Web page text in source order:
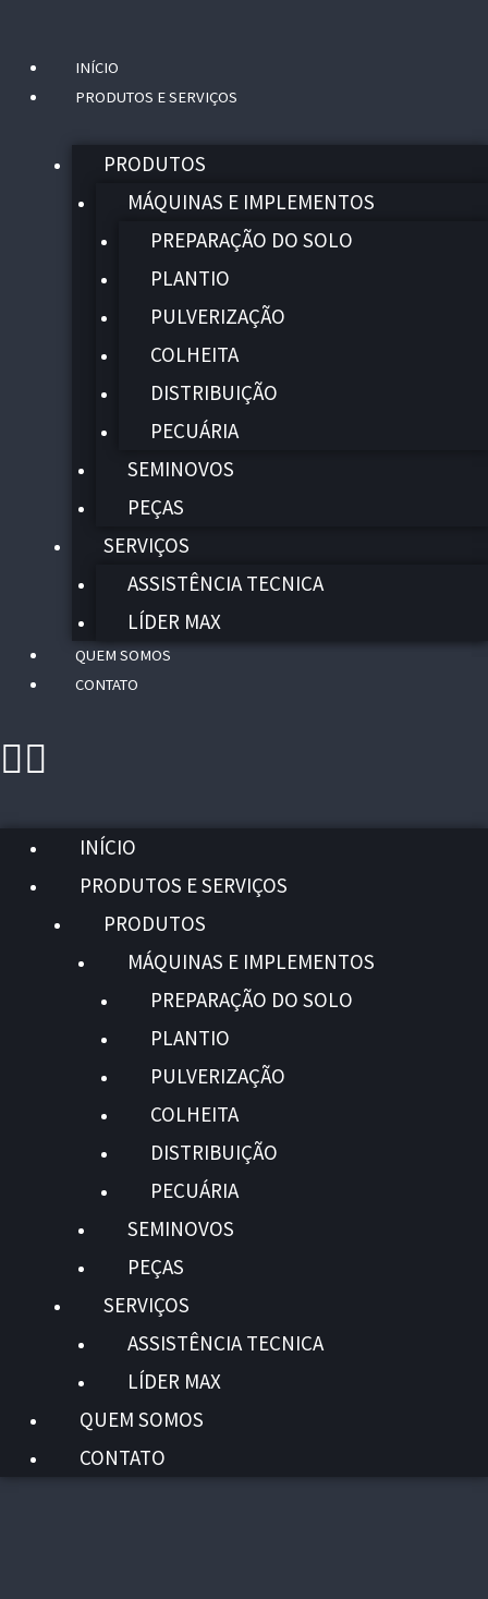
INÍCIO
PRODUTOS E SERVIÇOS
PRODUTOS
MÁQUINAS E IMPLEMENTOS
PREPARAÇÃO DO SOLO
PLANTIO
PULVERIZAÇÃO
COLHEITA
DISTRIBUIÇÃO
PECUÁRIA
SEMINOVOS
PEÇAS
SERVIÇOS
ASSISTÊNCIA TECNICA
LÍDER MAX
QUEM SOMOS
CONTATO
Menu
INÍCIO
PRODUTOS E SERVIÇOS
PRODUTOS
MÁQUINAS E IMPLEMENTOS
PREPARAÇÃO DO SOLO
PLANTIO
PULVERIZAÇÃO
COLHEITA
DISTRIBUIÇÃO
PECUÁRIA
SEMINOVOS
PEÇAS
SERVIÇOS
ASSISTÊNCIA TECNICA
LÍDER MAX
QUEM SOMOS
CONTATO